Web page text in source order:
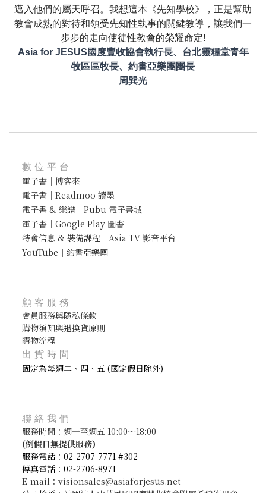
邁入他們的屬天呼召。我想這本《先知學校》，正是幫助
教會成熟的對待和領受先知性執事的關鍵教導，讓我們一
步步的走向使徒性教會的榮耀命定!
Asia for JESUS國度豐收協會執行長、台北靈糧堂青年
牧區區牧長、約書亞樂團團長
周巽光
數位平台
電子書｜博客來
電子書｜Readmoo 讀墨
電子書 & 樂譜｜Pubu 電子書城
電子書｜Google Play 圖書
特會信息 & 裝備課程｜Asia TV 影音平台
YouTube｜約書亞樂團
顧客服務
會員服務與隱私條款
購物須知與退換貨原則
購物流程
出貨時間
固定為每週二、四、五 (國定假日除外)
聯絡我們
服務時間：週一至週五 10:00～18:00
(例假日無提供服務)
服務電話：02-2707-7771 #302
傳真電話：02-2706-8971
E-mail：visionsales@asiaforjesus.net